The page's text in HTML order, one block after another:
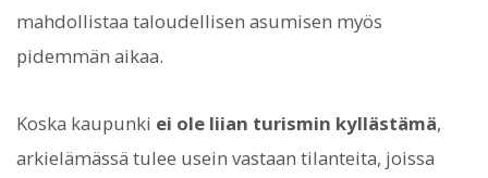
mahdollistaa taloudellisen asumisen myös
pidemmän aikaa.
Koska kaupunki ei ole liian turismin kyllästämä,
arkielämässä tulee usein vastaan tilanteita, joissa